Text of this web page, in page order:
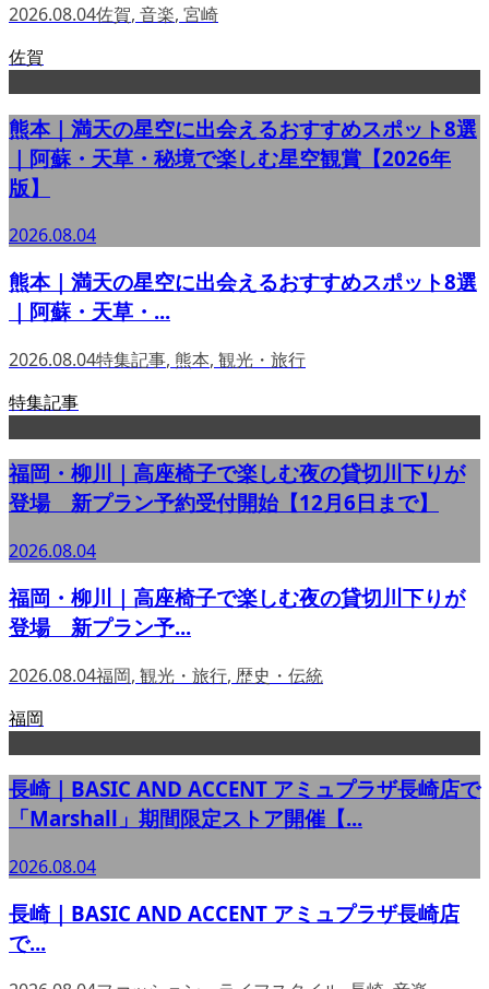
2026.08.04佐賀, 音楽, 宮崎
佐賀
熊本｜満天の星空に出会えるおすすめスポット8選
｜阿蘇・天草・秘境で楽しむ星空観賞【2026年
版】
2026.08.04
熊本｜満天の星空に出会えるおすすめスポット8選
｜阿蘇・天草・...
2026.08.04特集記事, 熊本, 観光・旅行
特集記事
福岡・柳川｜高座椅子で楽しむ夜の貸切川下りが
登場 新プラン予約受付開始【12月6日まで】
2026.08.04
福岡・柳川｜高座椅子で楽しむ夜の貸切川下りが
登場 新プラン予...
2026.08.04福岡, 観光・旅行, 歴史・伝統
福岡
長崎｜BASIC AND ACCENT アミュプラザ長崎店で
「Marshall」期間限定ストア開催【...
2026.08.04
長崎｜BASIC AND ACCENT アミュプラザ長崎店
で...